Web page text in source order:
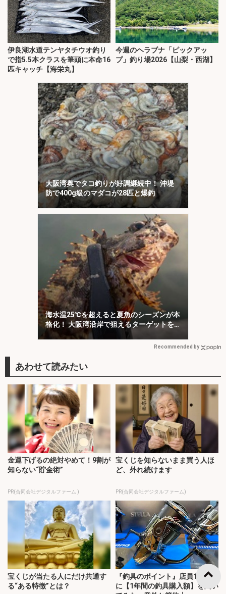
伊良湖水道テンヤタチウオ釣り
で指5.5本クラスを筆頭に本命16
匹キャッチ【海栄丸】
今週のヘラブナ「ピックアッ
プ」釣り場2026【山梨・西湖】
大阪湾奥でタコ釣りが好調継続中！ 沖堤
防で400g級のマダコが28匹と爆釣
海水温25℃を超えると夏魚のシーズンが本
格化！ 大阪湾沿岸で狙えるターゲットを
紹介
Recommended by
金運下げるの絶対やめて！9割が
知らない“貯金術”
PR(合同会社デジタルファーム )
宝くじを知らないまま買う人ほ
ど、外れ続けます
PR(合同会社デジタルファーム)
宝くじが当たる人にだけ共通す
る“ある特徴”とは？
『釣具のポイント』店員156人
に【1年間の釣具購入額】を聞い